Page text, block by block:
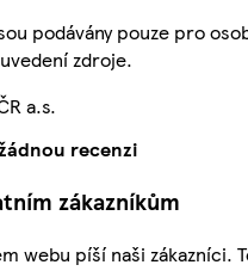
podávány pouze pro
zdroje.
a.s.
recenzi
zákazníkům
webu píší naši